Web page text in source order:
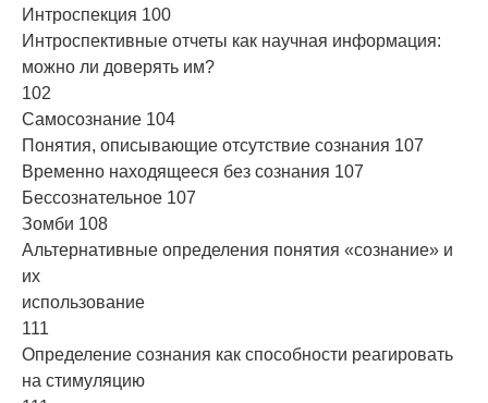
Интроспекция 100
Интроспективные отчеты как научная информация:
можно ли доверять им?
102
Самосознание 104
Понятия, описывающие отсутствие сознания 107
Временно находящееся без сознания 107
Бессознательное 107
Зомби 108
Альтернативные определения понятия «сознание» и
их
использование
111
Определение сознания как способности реагировать
на стимуляцию